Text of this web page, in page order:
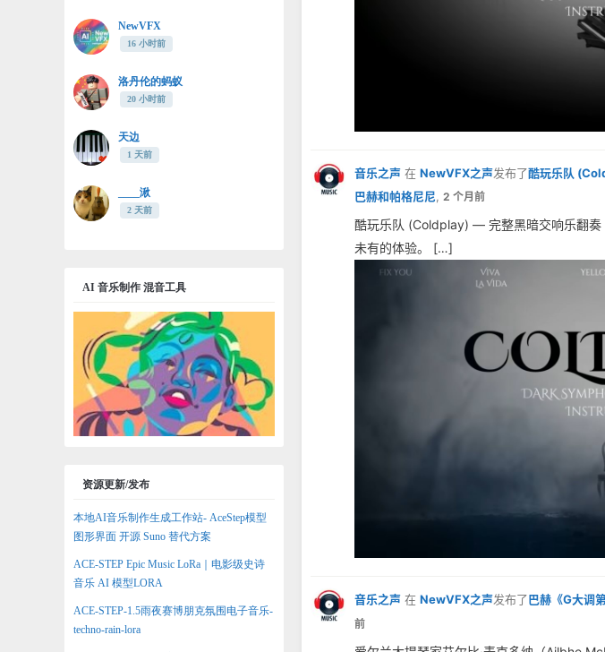
音乐之声 在 NewVFX之声发布了酷玩乐队
巴赫和帕格尼尼, 2 个月前
酷玩乐队 (Coldplay) — 完整黑暗交响乐翻
未有的体验。 […]
音乐之声 在 NewVFX之声发布了巴赫《G大调
前
NewVFX
16 小时前
洛丹伦的蚂蚁
20 小时前
天边
1 天前
____湫
2 天前
AI 音乐制作 混音工具
资源更新/发布
本地AI音乐制作生成工作站- AceStep模型
图形界面 开源 Suno 替代方案
ACE-STEP Epic Music LoRa｜电影级史诗
音乐 AI 模型LORA
ACE-STEP-1.5雨夜赛博朋克氛围电子音乐-
techno-rain-lora